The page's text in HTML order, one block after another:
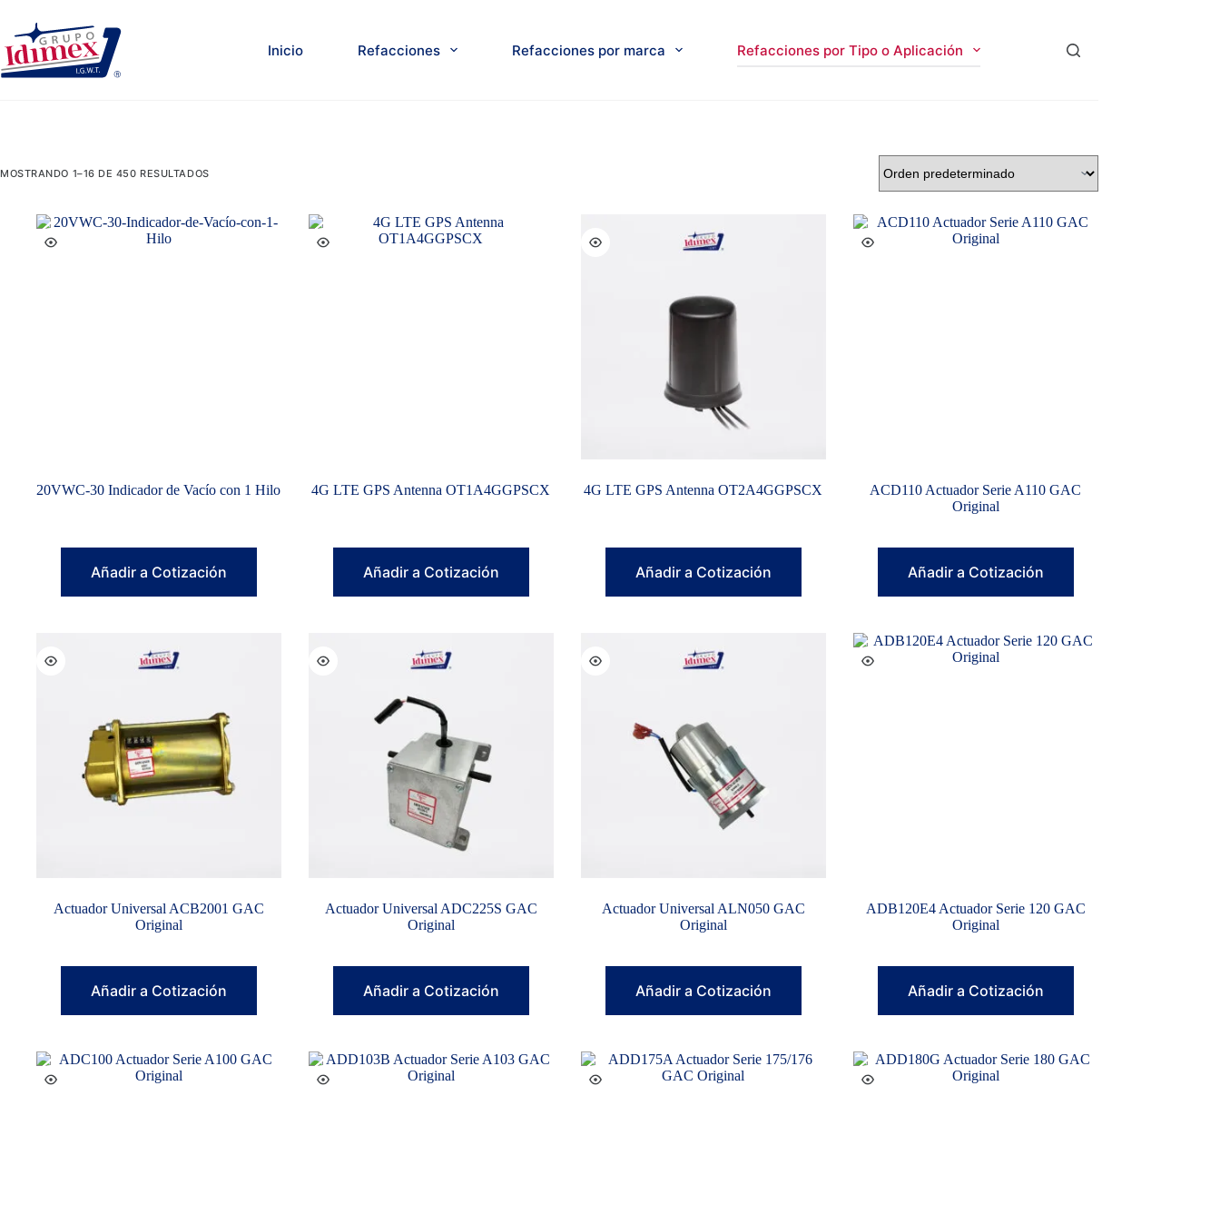
contenido
Inicio Refacciones Refacciones por marca Refacciones por Tipo o Aplicación Contacto
MOSTRANDO 1–16 DE 450 RESULTADOS
20VWC-30 Indicador de Vacío con 1 Hilo
Añadir a Cotización
4G LTE GPS Antenna OT1A4GGPSCX
Añadir a Cotización
4G LTE GPS Antenna OT2A4GGPSCX
Añadir a Cotización
ACD110 Actuador Serie A110 GAC
Original
Añadir a Cotización
Actuador Universal ACB2001 GAC
Original
Añadir a Cotización
Actuador Universal ADC225S GAC
Original
Añadir a Cotización
Actuador Universal ALN050 GAC
Original
Añadir a Cotización
ADB120E4 Actuador Serie 120 GAC
Original
Añadir a Cotización